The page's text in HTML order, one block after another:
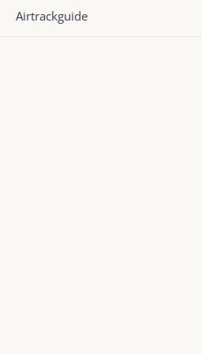
Airtrackguide